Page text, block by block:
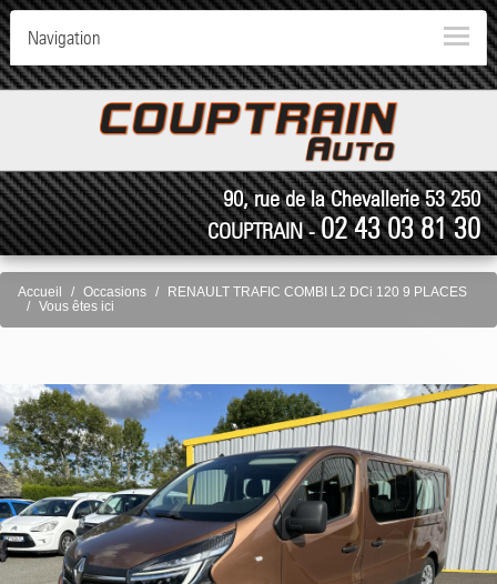
Navigation
90, rue de la Chevallerie 53 250
COUPTRAIN -02 43 03 81 30
Accueil Occasions
RENAULT TRAFIC COMBI L2 DCi 120 9 PLACES
Vous êtes ici